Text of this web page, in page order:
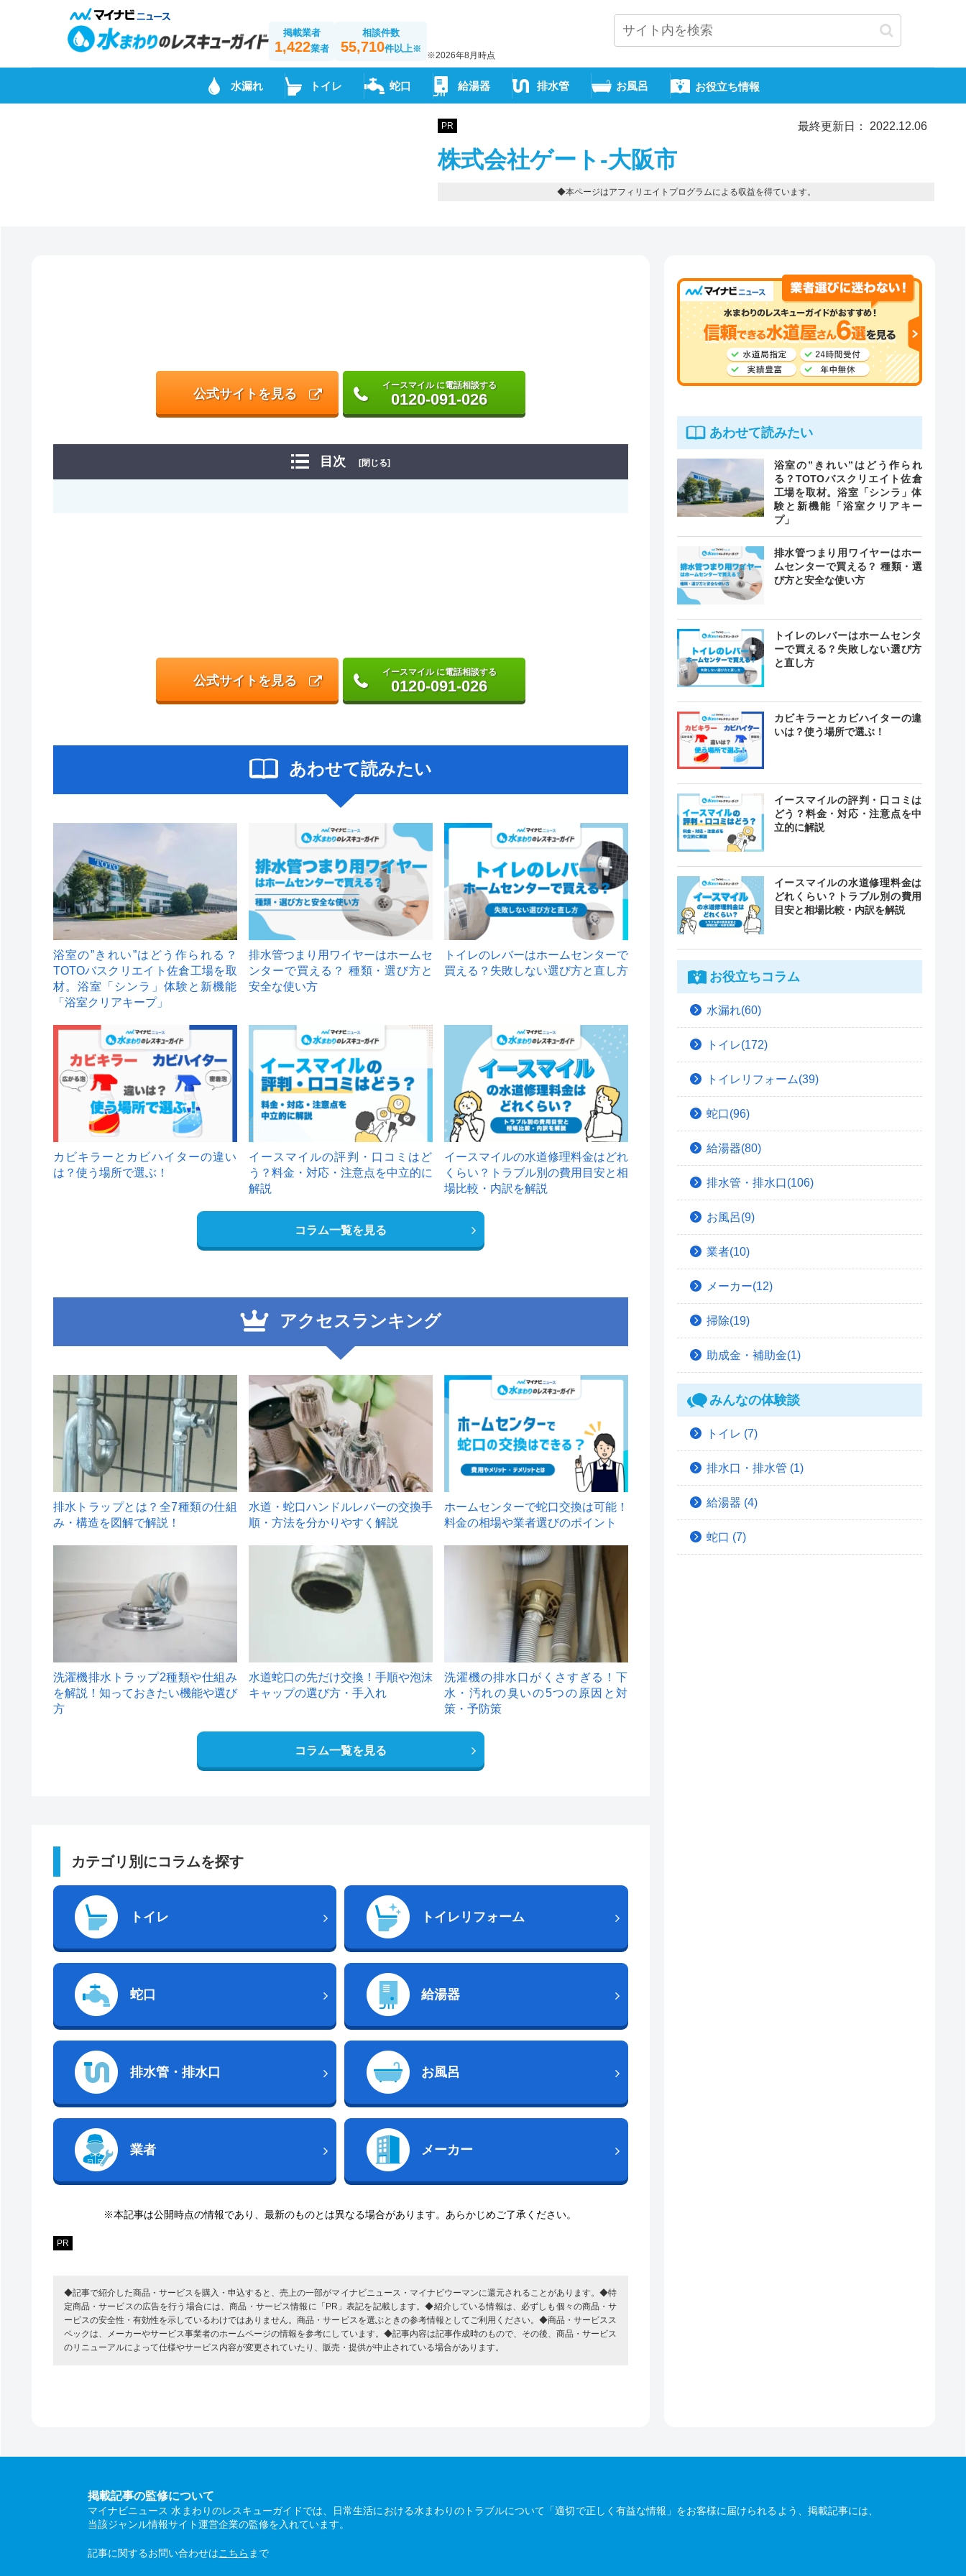
掲載業者
1,422業者
相談件数
55,710件以上※
※2026年8月時点
水漏れ トイレ 蛇口 給湯器 排水管 お風呂 お役立ち情報
PR 最終更新日： 2022.12.06
株式会社ゲート-大阪市
◆本ページはアフィリエイトプログラムによる収益を得ています。
公式サイトを見る
イースマイル に電話相談する
0120-091-026
目次 [閉じる]
公式サイトを見る
イースマイル に電話相談する
0120-091-026
あわせて読みたい
浴室の”きれい”はどう作られる？
TOTOバスクリエイト佐倉工場を取
材。浴室「シンラ」体験と新機能
「浴室クリアキープ」
排水管つまり用ワイヤーはホームセ
ンターで買える？ 種類・選び方と
安全な使い方
トイレのレバーはホームセンターで
買える？失敗しない選び方と直し方
カビキラーとカビハイターの違い
は？使う場所で選ぶ！
イースマイルの評判・口コミはど
う？料金・対応・注意点を中立的に
解説
イースマイルの水道修理料金はどれ
くらい？トラブル別の費用目安と相
場比較・内訳を解説
コラム一覧を見る
アクセスランキング
1
排水トラップとは？全7種類の仕組
み・構造を図解で解説！
2
水道・蛇口ハンドルレバーの交換手
順・方法を分かりやすく解説
ホームセンターで蛇口交換は可能！
料金の相場や業者選びのポイント
洗濯機排水トラップ2種類や仕組み
を解説！知っておきたい機能や選び
方
水道蛇口の先だけ交換！手順や泡沫
キャップの選び方・手入れ
洗濯機の排水口がくさすぎる！下
水・汚れの臭いの5つの原因と対
策・予防策
コラム一覧を見る
カテゴリ別にコラムを探す
トイレ トイレリフォーム
蛇口 給湯器
排水管・排水口 お風呂
業者 メーカー
※本記事は公開時点の情報であり、最新のものとは異なる場合があります。あらかじめご了承ください。
PR
◆記事で紹介した商品・サービスを購入・申込すると、売上の一部がマイナビニュース・マイナビウーマンに還元されることがあります。◆特
定商品・サービスの広告を行う場合には、商品・サービス情報に「PR」表記を記載します。◆紹介している情報は、必ずしも個々の商品・サ
ービスの安全性・有効性を示しているわけではありません。商品・サービスを選ぶときの参考情報としてご利用ください。◆商品・サービスス
ペックは、メーカーやサービス事業者のホームページの情報を参考にしています。◆記事内容は記事作成時のもので、その後、商品・サービス
のリニューアルによって仕様やサービス内容が変更されていたり、販売・提供が中止されている場合があります。
あわせて読みたい
浴室の”きれい”はどう作られ
る？TOTOバスクリエイト佐倉
工場を取材。浴室「シンラ」体
験と新機能「浴室クリアキー
プ」
排水管つまり用ワイヤーはホー
ムセンターで買える？ 種類・選
び方と安全な使い方
トイレのレバーはホームセンタ
ーで買える？失敗しない選び方
と直し方
カビキラーとカビハイターの違
いは？使う場所で選ぶ！
イースマイルの評判・口コミは
どう？料金・対応・注意点を中
立的に解説
イースマイルの水道修理料金は
どれくらい？トラブル別の費用
目安と相場比較・内訳を解説
お役立ちコラム
水漏れ(60)
トイレ(172)
トイレリフォーム(39)
蛇口(96)
給湯器(80)
排水管・排水口(106)
お風呂(9)
業者(10)
メーカー(12)
掃除(19)
助成金・補助金(1)
みんなの体験談
トイレ (7)
排水口・排水管 (1)
給湯器 (4)
蛇口 (7)
掲載記事の監修について
マイナビニュース 水まわりのレスキューガイドでは、日常生活における水まわりのトラブルについて「適切で正しく有益な情報」をお客様に届けられるよう、掲載記事には、
当該ジャンル情報サイト運営企業の監修を入れています。
記事に関するお問い合わせはこちら まで